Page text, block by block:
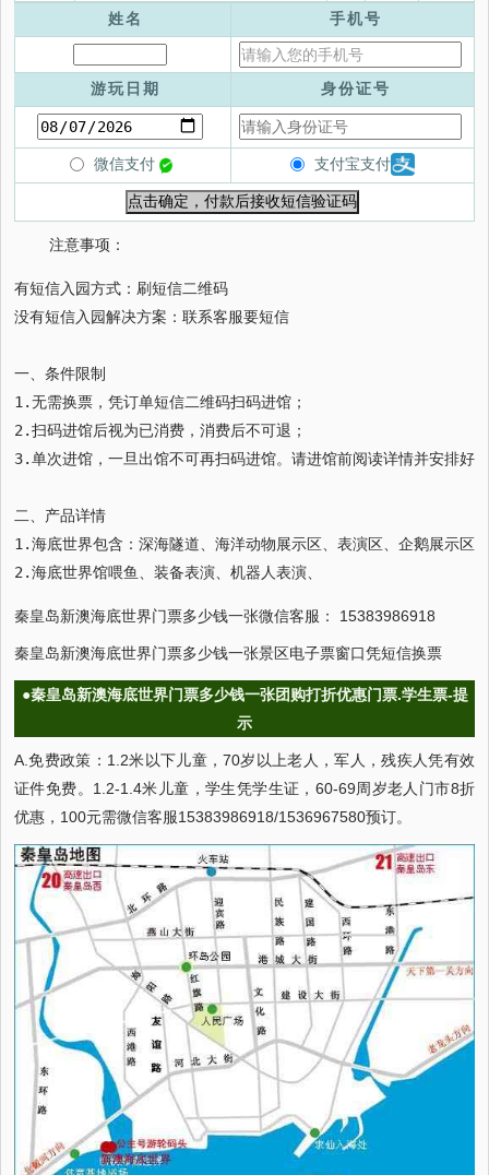
姓名
手机号
游玩日期 身份证号
微信支付 支付宝支付
注意事项：
有短信入园方式：刷短信二维码
没有短信入园解决方案：联系客服要短信
一、条件限制
1.无需换票，凭订单短信二维码扫码进馆；
2.扫码进馆后视为已消费，消费后不可退；
3.单次进馆，一旦出馆不可再扫码进馆。请进馆前阅读详情并安排好
二、产品详情
1.海底世界包含：深海隧道、海洋动物展示区、表演区、企鹅展示区
2.海底世界馆喂鱼、装备表演、机器人表演、
秦皇岛新澳海底世界门票多少钱一张微信客服： 15383986918
秦皇岛新澳海底世界门票多少钱一张景区电子票窗口凭短信换票
●秦皇岛新澳海底世界门票多少钱一张团购打折优惠门票.学生票-提
示
A.免费政策：1.2米以下儿童，70岁以上老人，军人，残疾人凭有效
证件免费。1.2-1.4米儿童，学生凭学生证，60-69周岁老人门市8折
优惠，100元需微信客服15383986918/1536967580预订。